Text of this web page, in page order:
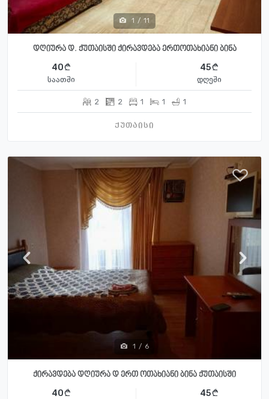
1 / 11
დღიურა დ. ქუთაისში ქირავდება ერთოთახიანი ბინა
40
საათში
45
დღეში
2 2 1 1 1
ქუთაისი
1 / 6
ქირავდება დღიურა დ ერთ ოთახიანი ბინა ქუთაისში
40
45